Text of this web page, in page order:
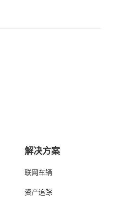
解决方案
联网车辆
资产追踪